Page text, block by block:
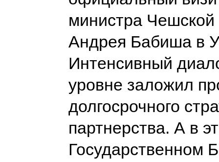
министра Чешской
Андрея Бабиша в
Интенсивный
уровне заложил
долгосрочного
партнерства. А в
Государственном